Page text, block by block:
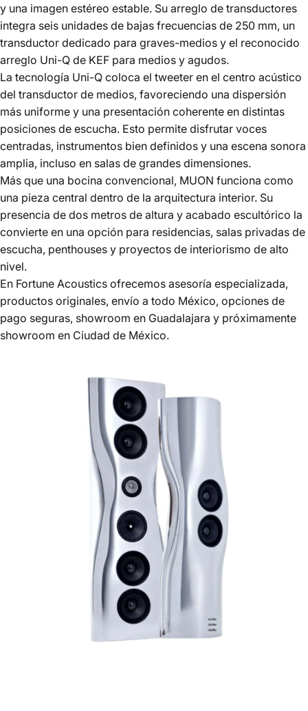
y una imagen estéreo estable. Su arreglo de transductores
integra seis unidades de bajas frecuencias de 250 mm, un
transductor dedicado para graves-medios y el reconocido
arreglo Uni-Q de KEF para medios y agudos.
La tecnología Uni-Q coloca el tweeter en el centro acústico
del transductor de medios, favoreciendo una dispersión
más uniforme y una presentación coherente en distintas
posiciones de escucha. Esto permite disfrutar voces
centradas, instrumentos bien definidos y una escena sonora
amplia, incluso en salas de grandes dimensiones.
Más que una bocina convencional, MUON funciona como
una pieza central dentro de la arquitectura interior. Su
presencia de dos metros de altura y acabado escultórico la
convierte en una opción para residencias, salas privadas de
escucha, penthouses y proyectos de interiorismo de alto
nivel.
En Fortune Acoustics ofrecemos asesoría especializada,
productos originales, envío a todo México, opciones de
pago seguras, showroom en Guadalajara y próximamente
showroom en Ciudad de México.